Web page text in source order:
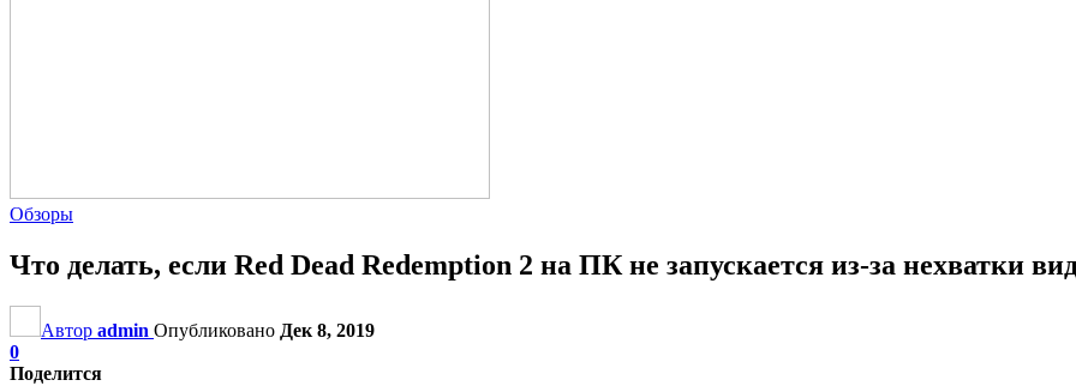
Обзоры
Что делать, если Red Dead Redemption 2 на ПК не запускается из-за нехватки
Автор admin Опубликовано Дек 8, 2019
0
Поделится